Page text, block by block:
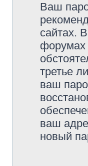
Ваш
сайтах.
форумах
третье
ваш
ваш
новый